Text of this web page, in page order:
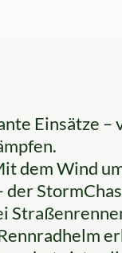
Einsätze
dem Wind